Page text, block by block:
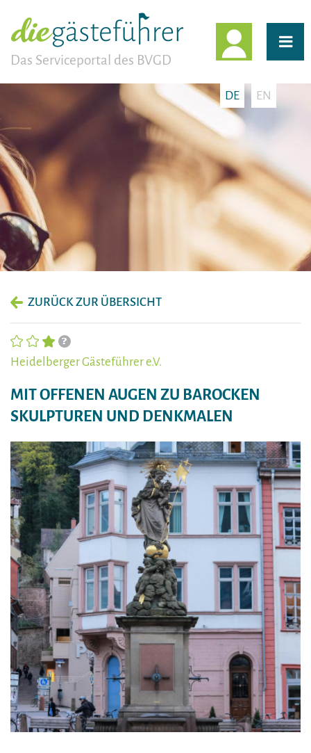
Das Serviceportal des BVGD
DE EN
ZURÜCK ZUR ÜBERSICHT
Heidelberger Gästeführer e.V.
MIT OFFENEN AUGEN ZU BAROCKEN
SKULPTUREN UND DENKMALEN